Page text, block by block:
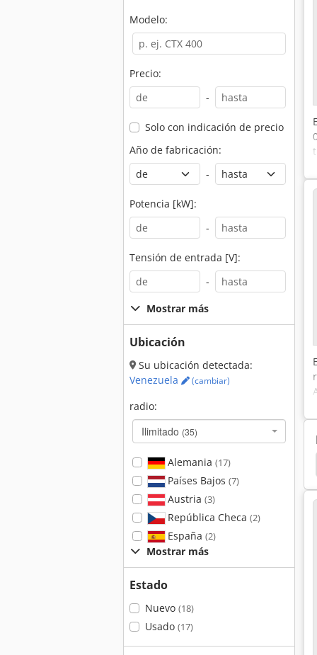
Modelo:
Precio:
-
Solo con indicación de precio
Año de fabricación:
-
Potencia [kW]:
-
Tensión de entrada [V]:
-
Mostrar más
Ubicación
Su ubicación detectada:
Venezuela
(cambiar)
radio:
Ilimitado (35)
Alemania (17)
Países Bajos (7)
Austria (3)
República Checa (2)
España (2)
Mostrar más
Estado
Nuevo (18)
Usado (17)
Forte Sba 241 Forte